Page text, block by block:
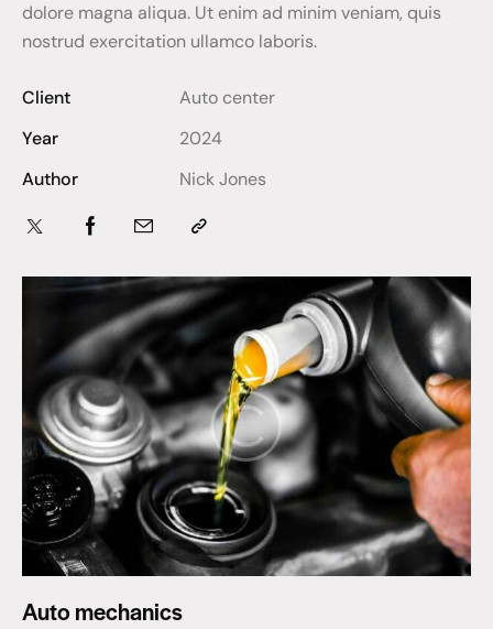
dolore magna aliqua. Ut enim ad minim veniam, quis
nostrud exercitation ullamco laboris.
Client
Auto center
Year
2024
Author
Nick Jones
Auto mechanics